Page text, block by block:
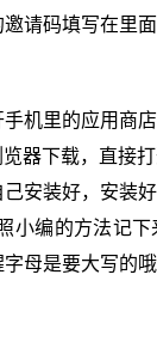
请码填写在里
机里的应用商
器下载，直接
安装好，安装
小编的方法记
母是要大写的